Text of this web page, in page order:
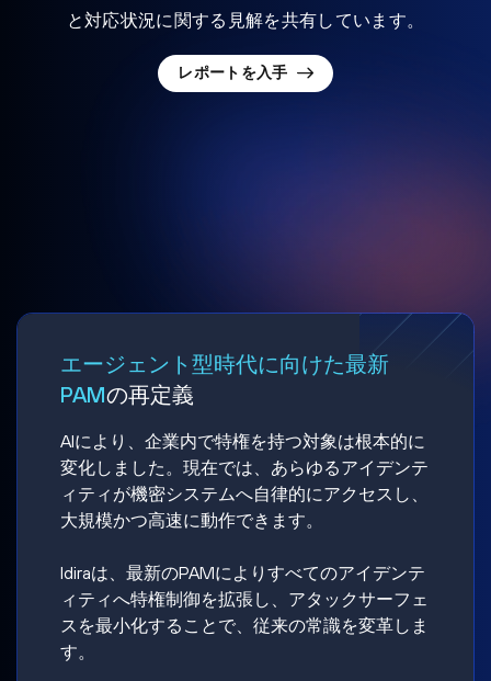
と対応状況に関する見解を共有しています。
レポートを入手
エージェント型時代に向けた最新
PAMの再定義
AIにより、企業内で特権を持つ対象は根本的に
変化しました。現在では、あらゆるアイデンテ
ィティが機密システムへ自律的にアクセスし、
大規模かつ高速に動作できます。
Idiraは、最新のPAMによりすべてのアイデンテ
ィティへ特権制御を拡張し、アタックサーフェ
スを最小化することで、従来の常識を変革しま
す。